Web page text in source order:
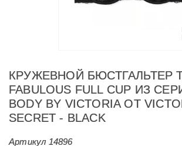
КРУЖЕВНОЙ БЮСТГАЛЬТЕР
FABULOUS FULL CUP ИЗ
BODY BY VICTORIA ОТ
SECRET - BLACK
Артикул 14896